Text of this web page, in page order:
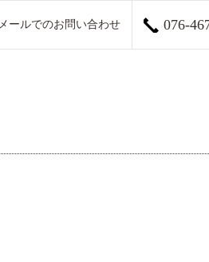
メールでのお問い合わせ 076-